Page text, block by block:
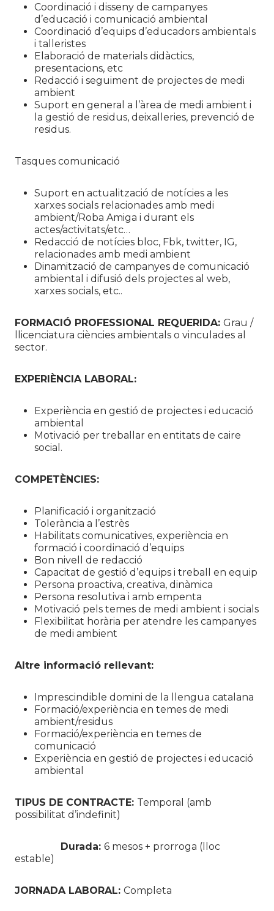
Coordinació i disseny de campanyes
d’educació i comunicació ambiental
Coordinació d’equips d’educadors ambientals
i talleristes
Elaboració de materials didàctics,
presentacions, etc
Redacció i seguiment de projectes de medi
ambient
Suport en general a l’àrea de medi ambient i
la gestió de residus, deixalleries, prevenció de
residus.
Tasques comunicació
Suport en actualització de notícies a les
xarxes socials relacionades amb medi
ambient/Roba Amiga i durant els
actes/activitats/etc…
Redacció de notícies bloc, Fbk, twitter, IG,
relacionades amb medi ambient
Dinamització de campanyes de comunicació
ambiental i difusió dels projectes al web,
xarxes socials, etc..
FORMACIÓ PROFESSIONAL REQUERIDA: Grau /
llicenciatura ciències ambientals o vinculades al
sector.
EXPERIÈNCIA LABORAL:
Experiència en gestió de projectes i educació
ambiental
Motivació per treballar en entitats de caire
social.
COMPETÈNCIES:
Planificació i organització
Tolerància a l’estrès
Habilitats comunicatives, experiència en
formació i coordinació d’equips
Bon nivell de redacció
Capacitat de gestió d’equips i treball en equip
Persona proactiva, creativa, dinàmica
Persona resolutiva i amb empenta
Motivació pels temes de medi ambient i socials
Flexibilitat horària per atendre les campanyes
de medi ambient
Altre informació rellevant:
Imprescindible domini de la llengua catalana
Formació/experiència en temes de medi
ambient/residus
Formació/experiència en temes de
comunicació
Experiència en gestió de projectes i educació
ambiental
TIPUS DE CONTRACTE: Temporal (amb
possibilitat d’indefinit)
Durada: 6 mesos + prorroga (lloc
estable)
JORNADA LABORAL: Completa